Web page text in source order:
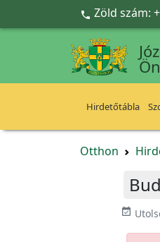
Ugrás a fő tartalomra
 Zöld szám:
Hirdetőtábla
Otthon
event_available